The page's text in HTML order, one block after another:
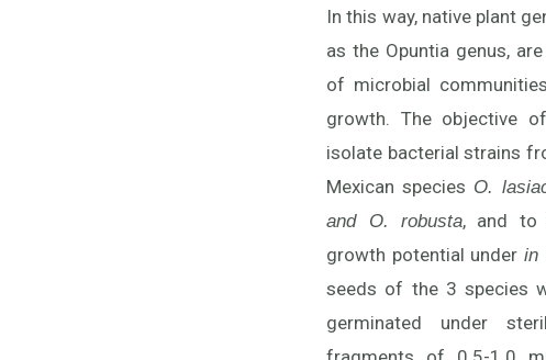
In this way, native plant
as the Opuntia genus,
of microbial
growth. The objective
isolate bacterial strains
Mexican species O.
and O. robusta, and to
growth potential under in
seeds of the 3 species
germinated under